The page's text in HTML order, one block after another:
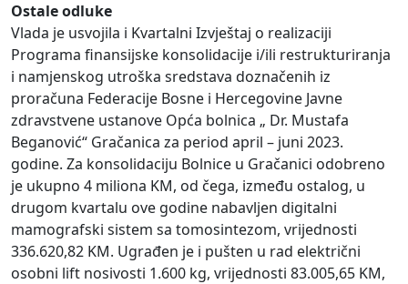
Ostale odluke
Vlada je usvojila i Kvartalni Izvještaj o realizaciji
Programa finansijske konsolidacije i/ili restrukturiranja
i namjenskog utroška sredstava doznačenih iz
proračuna Federacije Bosne i Hercegovine Javne
zdravstvene ustanove Opća bolnica „ Dr. Mustafa
Beganović“ Gračanica za period april – juni 2023.
godine. Za konsolidaciju Bolnice u Gračanici odobreno
je ukupno 4 miliona KM, od čega, između ostalog, u
drugom kvartalu ove godine nabavljen digitalni
mamografski sistem sa tomosintezom, vrijednosti
336.620,82 KM. Ugrađen je i pušten u rad električni
osobni lift nosivosti 1.600 kg, vrijednosti 83.005,65 KM,